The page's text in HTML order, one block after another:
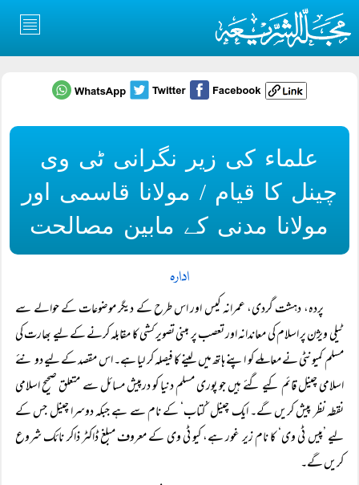
علماء کی زیر نگرانی ٹی وی
چینل کا قیام / مولانا قاسمی اور
مولانا مدنی کے مابین مصالحت
ادارہ
پردہ، دہشت گردی، عمرانہ کیس اور اس طرح کے دیگر موضوعات کے حوالے سے
ٹیلی ویژن پر اسلام کی معاندانہ اور تعصب پر مبنی تصویر کشی کا مقابلہ کرنے کے لیے بھارت کی
مسلم کمیونٹی نے معاملے کو اپنے ہاتھ میں لینے کا فیصلہ کر لیا ہے۔ اس مقصد کے لیے دو نئے
اسلامی چینل قائم کیے گئے ہیں جو پوری مسلم دنیا کو درپیش مسائل سے متعلق صحیح اسلامی
نقطہ نظر پیش کریں گے۔ ایک چینل ’کتاب‘ کے نام سے ہے جبکہ دوسرا چینل جس کے
لیے ’پیس ٹی وی‘ کا نام زیر غور ہے، کیو ٹی وی کے معروف مبلغ ڈاکٹر ذاکر نائک شروع
کریں گے۔